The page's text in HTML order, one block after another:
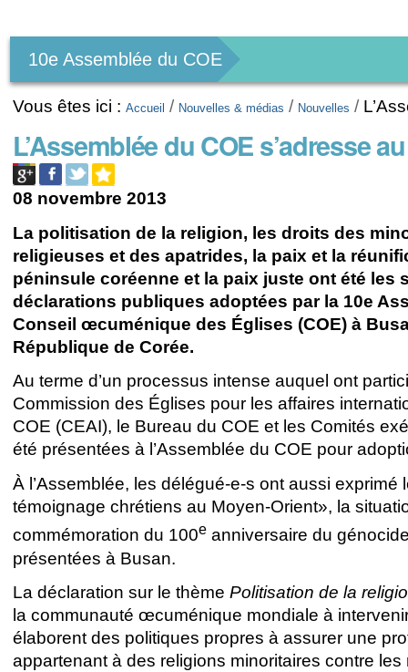
personnels
10e Assemblée du COE
Vous êtes ici : Accueil / Nouvelles & médias / Nouvelles /
L’Assemblée du COE s’adresse
08 novembre 2013
La politisation de la religion, les droits des
religieuses et des apatrides, la paix et la
péninsule coréenne et la paix juste ont été les
déclarations publiques adoptées par la 10e
Conseil œcuménique des Églises (COE) à
République de Corée.
Au terme d’un processus intense auquel ont
Commission des Églises pour les affaires
COE (CEAI), le Bureau du COE et les Comités
été présentées à l’Assemblée du COE pour
À l’Assemblée, les délégué-e-s ont aussi
témoignage chrétiens au Moyen-Orient», la
commémoration du 100e anniversaire du
présentées à Busan.
La déclaration sur le thèmePolitisation de la
la communauté œcuménique mondiale à
élaborent des politiques propres à assurer une
appartenant à des religions minoritaires contre